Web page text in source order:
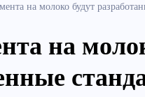
на молоко будут
на